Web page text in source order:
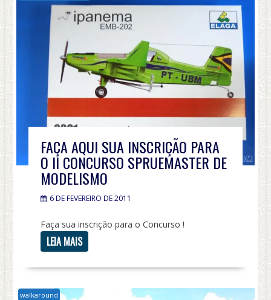
FAÇA AQUI SUA INSCRIÇÃO PARA
O II CONCURSO SPRUEMASTER DE
MODELISMO
6 DE FEVEREIRO DE 2011
Faça sua inscrição para o Concurso !
LEIA MAIS
walkaround